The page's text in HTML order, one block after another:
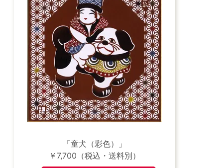
「童犬（彩色）」
￥7,700（税込・送料別）